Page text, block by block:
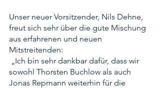
Unser neuer Vorsitzender, Nils Dehne,
freut sich sehr über die gute Mischung
aus erfahrenen und neuen
Mitstreitenden:
sowohl Thorsten Buchlow als auch
Jonas Repmann weiterhin für die